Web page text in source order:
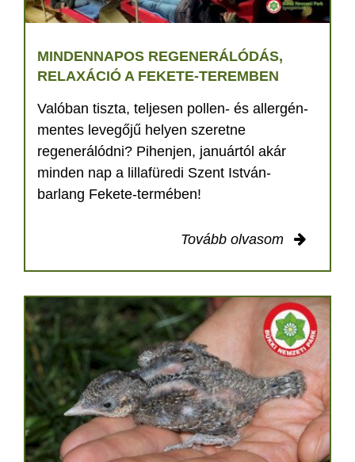
MINDENNAPOS REGENERÁLÓDÁS,
RELAXÁCIÓ A FEKETE-TEREMBEN
Valóban tiszta, teljesen pollen- és allergén-
mentes levegőjű helyen szeretne
regenerálódni? Pihenjen, januártól akár
minden nap a lillafüredi Szent István-
barlang Fekete-termében!
Tovább olvasom